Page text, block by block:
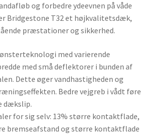
og forbedre ydeevnen på våde
Bridgestone T32 et højkvalitetsdæk,
præstationer og sikkerhed.
med varierende
med små deflektorer i bunden af
Dette øger vandhastigheden og
Bedre vejgreb i vådt føre
dækslip.
for sig selv: 13% større kontaktflade,
bremseafstand og større kontaktflade